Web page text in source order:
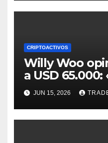
CRIPTOACTIVOS
Willy Woo
a USD 65.000:
posible
JUN 15, 2026